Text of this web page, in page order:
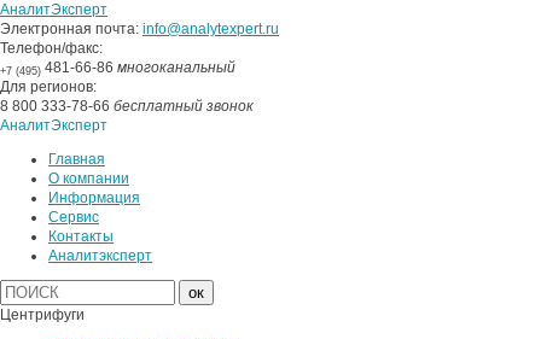
АналитЭксперт
Электронная почта: info@analytexpert.ru
Телефон/факс:
+7 (495) 481-66-86 многоканальный
Для регионов:
8 800 333-78-66 бесплатный звонок
АналитЭксперт
Главная
О компании
Информация
Сервис
Контакты
Аналитэксперт
Центрифуги